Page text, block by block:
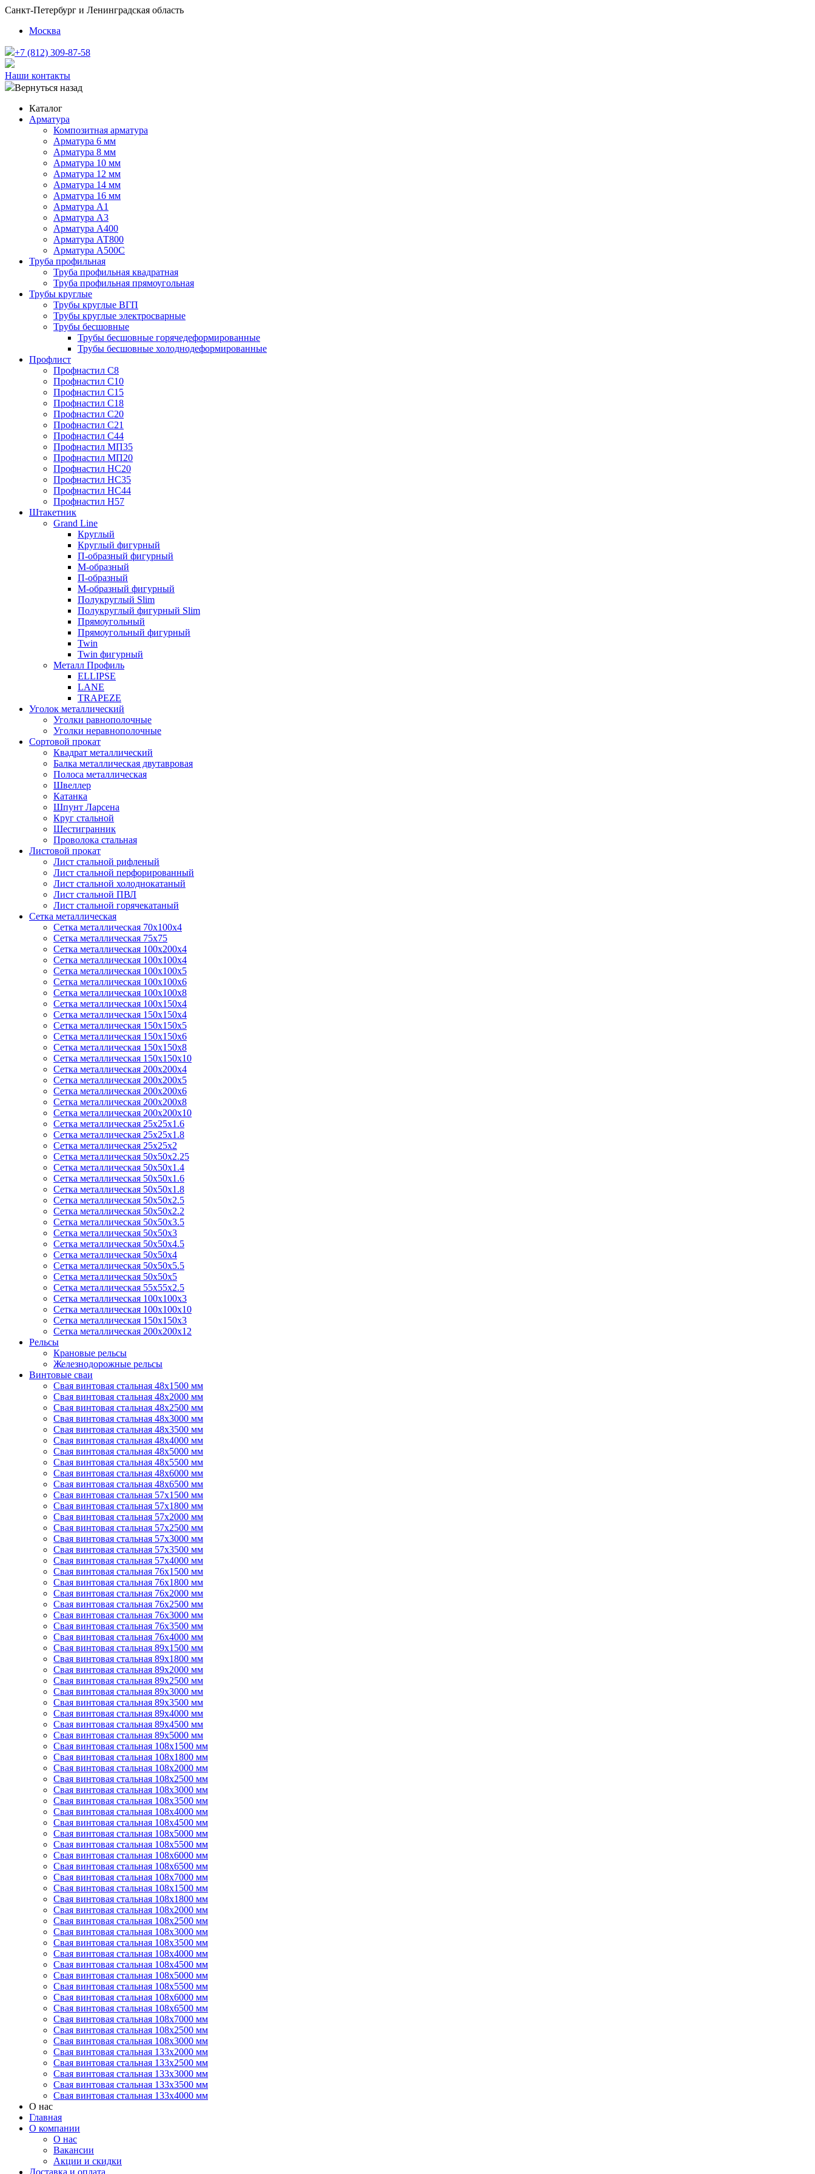
Санкт-Петербург и Ленинградская область
Москва
+7 (812) 309-87-58
Наши контакты
Вернуться назад
Каталог
Арматура
Композитная арматура
Арматура 6 мм
Арматура 8 мм
Арматура 10 мм
Арматура 12 мм
Арматура 14 мм
Арматура 16 мм
Арматура А1
Арматура А3
Арматура А400
Арматура АТ800
Арматура А500С
Труба профильная
Труба профильная квадратная
Труба профильная прямоугольная
Трубы круглые
Трубы круглые ВГП
Трубы круглые электросварные
Трубы бесшовные
Трубы бесшовные горячедеформированные
Трубы бесшовные холоднодеформированные
Профлист
Профнастил С8
Профнастил С10
Профнастил С15
Профнастил С18
Профнастил С20
Профнастил С21
Профнастил С44
Профнастил МП35
Профнастил МП20
Профнастил НС20
Профнастил НС35
Профнастил НС44
Профнастил Н57
Штакетник
Grand Line
Круглый
Круглый фигурный
П-образный фигурный
М-образный
П-образный
М-образный фигурный
Полукруглый Slim
Полукруглый фигурный Slim
Прямоугольный
Прямоугольный фигурный
Twin
Twin фигурный
Металл Профиль
ELLIPSE
LАNE
TRAPEZE
Уголок металлический
Уголки равнополочные
Уголки неравнополочные
Сортовой прокат
Квадрат металлический
Балка металлическая двутавровая
Полоса металлическая
Швеллер
Катанка
Шпунт Ларсена
Круг стальной
Шестигранник
Проволока стальная
Листовой прокат
Лист стальной рифленый
Лист стальной перфорированный
Лист стальной холоднокатаный
Лист стальной ПВЛ
Лист стальной горячекатаный
Сетка металлическая
Сетка металлическая 70х100х4
Сетка металлическая 75х75
Сетка металлическая 100х200х4
Сетка металлическая 100х100х4
Сетка металлическая 100х100х5
Сетка металлическая 100х100х6
Сетка металлическая 100х100х8
Сетка металлическая 100х150х4
Сетка металлическая 150х150х4
Сетка металлическая 150х150х5
Сетка металлическая 150х150х6
Сетка металлическая 150х150х8
Сетка металлическая 150х150х10
Сетка металлическая 200х200х4
Сетка металлическая 200х200х5
Сетка металлическая 200х200x6
Сетка металлическая 200х200х8
Сетка металлическая 200х200х10
Сетка металлическая 25х25х1.6
Сетка металлическая 25х25х1.8
Сетка металлическая 25х25х2
Сетка металлическая 50х50х2.25
Сетка металлическая 50х50х1.4
Сетка металлическая 50х50х1.6
Сетка металлическая 50х50х1.8
Сетка металлическая 50х50х2.5
Сетка металлическая 50х50х2.2
Сетка металлическая 50х50х3.5
Сетка металлическая 50х50х3
Сетка металлическая 50х50х4.5
Сетка металлическая 50х50х4
Сетка металлическая 50х50х5.5
Сетка металлическая 50х50х5
Сетка металлическая 55х55х2.5
Сетка металлическая 100х100х3
Сетка металлическая 100х100х10
Сетка металлическая 150х150х3
Сетка металлическая 200х200х12
Рельсы
Крановые рельсы
Железнодорожные рельсы
Винтовые сваи
Свая винтовая стальная 48х1500 мм
Свая винтовая стальная 48х2000 мм
Свая винтовая стальная 48х2500 мм
Свая винтовая стальная 48х3000 мм
Свая винтовая стальная 48х3500 мм
Свая винтовая стальная 48х4000 мм
Свая винтовая стальная 48х5000 мм
Свая винтовая стальная 48х5500 мм
Свая винтовая стальная 48х6000 мм
Свая винтовая стальная 48х6500 мм
Свая винтовая стальная 57х1500 мм
Свая винтовая стальная 57х1800 мм
Свая винтовая стальная 57х2000 мм
Свая винтовая стальная 57х2500 мм
Свая винтовая стальная 57х3000 мм
Свая винтовая стальная 57х3500 мм
Свая винтовая стальная 57х4000 мм
Свая винтовая стальная 76х1500 мм
Свая винтовая стальная 76х1800 мм
Свая винтовая стальная 76х2000 мм
Свая винтовая стальная 76х2500 мм
Свая винтовая стальная 76х3000 мм
Свая винтовая стальная 76х3500 мм
Свая винтовая стальная 76х4000 мм
Свая винтовая стальная 89х1500 мм
Свая винтовая стальная 89х1800 мм
Свая винтовая стальная 89х2000 мм
Свая винтовая стальная 89х2500 мм
Свая винтовая стальная 89х3000 мм
Свая винтовая стальная 89х3500 мм
Свая винтовая стальная 89х4000 мм
Свая винтовая стальная 89х4500 мм
Свая винтовая стальная 89х5000 мм
Свая винтовая стальная 108х1500 мм
Свая винтовая стальная 108х1800 мм
Свая винтовая стальная 108х2000 мм
Свая винтовая стальная 108х2500 мм
Свая винтовая стальная 108х3000 мм
Свая винтовая стальная 108х3500 мм
Свая винтовая стальная 108х4000 мм
Свая винтовая стальная 108х4500 мм
Свая винтовая стальная 108х5000 мм
Свая винтовая стальная 108х5500 мм
Свая винтовая стальная 108х6000 мм
Свая винтовая стальная 108х6500 мм
Свая винтовая стальная 108х7000 мм
Свая винтовая стальная 108х1500 мм
Свая винтовая стальная 108х1800 мм
Свая винтовая стальная 108х2000 мм
Свая винтовая стальная 108х2500 мм
Свая винтовая стальная 108х3000 мм
Свая винтовая стальная 108х3500 мм
Свая винтовая стальная 108х4000 мм
Свая винтовая стальная 108х4500 мм
Свая винтовая стальная 108х5000 мм
Свая винтовая стальная 108х5500 мм
Свая винтовая стальная 108х6000 мм
Свая винтовая стальная 108х6500 мм
Свая винтовая стальная 108х7000 мм
Свая винтовая стальная 108х2500 мм
Свая винтовая стальная 108х3000 мм
Свая винтовая стальная 133х2000 мм
Свая винтовая стальная 133х2500 мм
Свая винтовая стальная 133х3000 мм
Свая винтовая стальная 133х3500 мм
Свая винтовая стальная 133х4000 мм
О нас
Главная
О компании
О нас
Вакансии
Акции и скидки
Доставка и оплата